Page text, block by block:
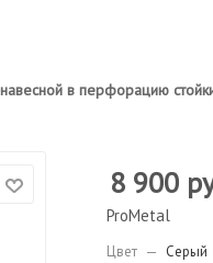
в перфорацию
8 900
ProMetal
Цвет — Серый